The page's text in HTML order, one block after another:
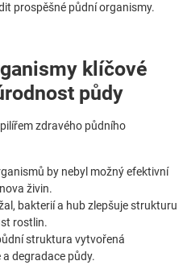
prospěšné půdní organismy.
klíčové
půdy
zdravého půdního
by nebyl možný efektivní
živin.
bakterií a hub zlepšuje strukturu
rostlin.
struktura vytvořená
degradace půdy.